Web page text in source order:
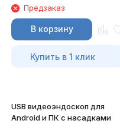
Предзаказ
В корзину
Купить в 1 клик
USB видеоэндоскоп для
Android и ПК с насадками